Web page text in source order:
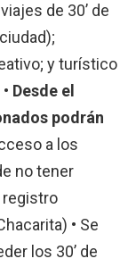
de 30’ de
y turístico
Desde el
podrán
a los
no tener
registro
• Se
los 30’ de